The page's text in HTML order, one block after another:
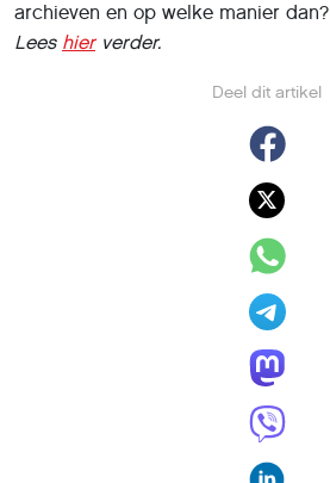
Deel dit artikel
archieven en op welke manier dan?
Lees hierverder.